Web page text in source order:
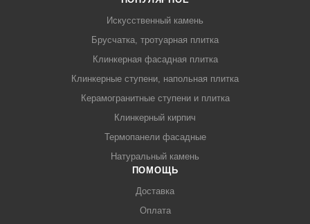
Искусственный камень
Брусчатка, тротуарная плитка
Клинкерная фасадная плитка
Клинкерные ступени, напольная плитка
Керамогранитные ступени и плитка
Клинкерный кирпич
Термопанели фасадные
Натуральный камень
ПОМОЩЬ
Доставка
Оплата